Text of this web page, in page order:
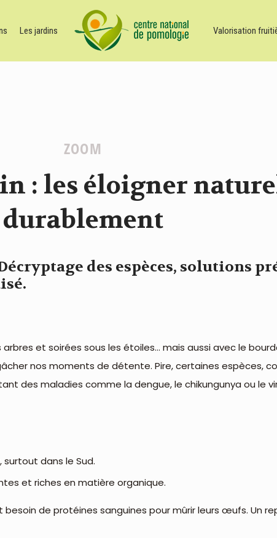
Les jardins Valorisation
ZOOM
: les éloigner
durablement
des espèces, solutions
et soirées sous les étoiles… mais aussi avec le
nos moments de détente. Pire, certaines espèces,
des maladies comme la dengue, le chikungunya ou le
dans le Sud.
et riches en matière organique.
de protéines sanguines pour mûrir leurs œufs. Un